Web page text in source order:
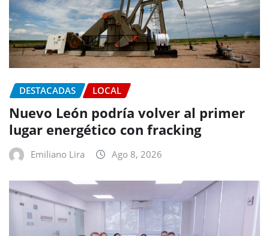
DESTACADAS LOCAL
Nuevo León podría volver al primer
lugar energético con fracking
Emiliano Lira Ago 8, 2026